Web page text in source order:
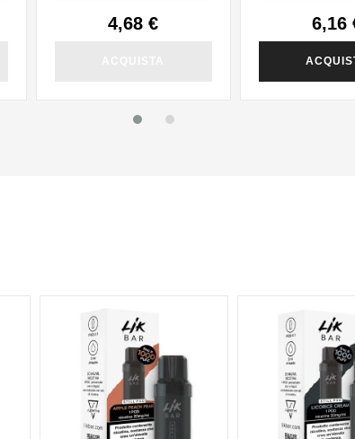
4,68 € 6,16